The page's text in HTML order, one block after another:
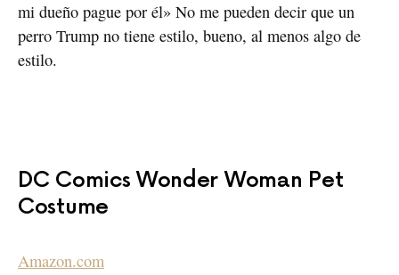
mi dueño pague por él» No me pueden decir que un
perro Trump no tiene estilo, bueno, al menos algo de
estilo.
DC Comics Wonder Woman Pet
Costume
Amazon.com